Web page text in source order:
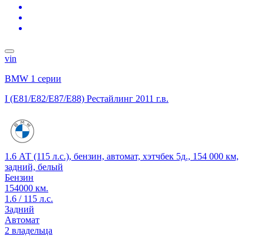
vin
BMW 1 серии
I (E81/E82/E87/E88) Рестайлинг 2011 г.в.
1.6 АТ (115 л.с.), бензин, автомат, хэтчбек 5д., 154 000 км,
задний, белый
Бензин
154000 км.
1.6 / 115 л.с.
Задний
Автомат
2 владельца